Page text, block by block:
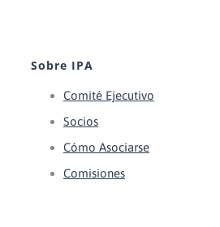
Sobre IPA
Comité Ejecutivo
Socios
Cómo Asociarse
Comisiones